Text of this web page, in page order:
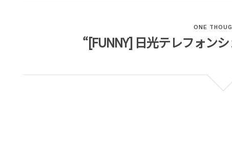
ONE
“[FUNNY] 日光テレフォン